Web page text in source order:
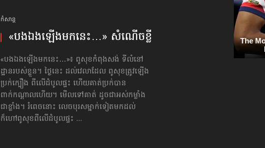
កំសាន្ដ
«បងឯងឡើងមកនេះ…» សំណើចខ្លី
«បងឯងឡើងមកនេះ…»៖ ពូសុខកំពុងសង់ ទីលំនៅ
ដ្ឋានរបស់ខ្លួន។ ថ្ងៃនេះ ដល់វេលាដែល ពូសុខត្រូវឡើង
ប្រក់ក្បឿង ពីលើដំបូលផ្ទះ ហើយគាត់ប្រក់​បាន
ពាក់កណ្ដាល​ហើយ។ មើលទៅគាត់ ដូចជាអស់កម្លាំង
ជាខ្លាំង។ រំពេចនោះ លេចបុរសម្នាក់ទៀតមកដល់
ក៏ហៅពូសុខពីលើដំបូលផ្ទះ ...